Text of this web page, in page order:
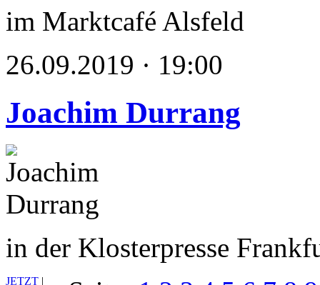
im Marktcafé Alsfeld
26.09.2019 · 19:00
Joachim Durrang
in der Klosterpresse
JETZT |